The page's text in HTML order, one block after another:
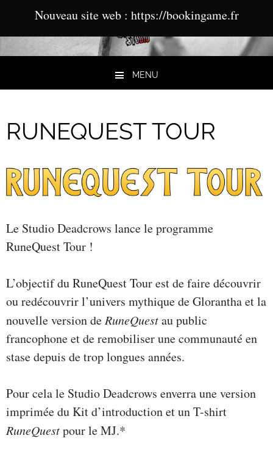
MENU
RUNEQUEST TOUR
Le Studio Deadcrows lance le programme
RuneQuest Tour !
L’objectif du RuneQuest Tour est de faire découvrir
ou redécouvrir l’univers mythique de Glorantha et la
nouvelle version de RuneQuestau public
francophone et de remobiliser une communauté en
stase depuis de trop longues années.
Pour cela le Studio Deadcrows enverra une version
imprimée du Kit d’introduction et un T-shirt
RuneQuestpour le MJ.*
Nouveau site web : https://bookingame.fr